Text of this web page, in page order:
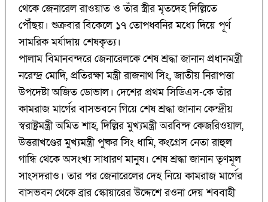
থেকে জেনারেল রাওয়াত ও তাঁর স্ত্রীর মৃতদেহ দিল্লিতে
পৌঁছয়। শুক্রবার বিকেলে ১৭ তোপধ্বনির মধ্যে দিয়ে পূর্ণ
সামরিক মর্যাদায় শেষকৃত্য।
পালাম বিমানবন্দরে জেনারেলকে শেষ শ্রদ্ধা জানান প্রধানমন্ত্রী
নরেন্দ্র মোদি, প্রতিরক্ষা মন্ত্রী রাজনাথ সিং, জাতীয় নিরাপত্তা
উপদেষ্টা অজিত ডোভাল। দেশের প্রথম সিডিএস-কে তাঁর
কামরাজ মার্গের বাসভবনে গিয়ে শেষ শ্রদ্ধা জানান কেন্দ্রীয়
স্বরাষ্ট্রমন্ত্রী অমিত শাহ, দিল্লির মুখ্যমন্ত্রী অরবিন্দ কেজরিওয়াল,
উত্তরাখণ্ডের মুখ্যমন্ত্রী পুষ্কর সিং ধামি, কংগ্রেস নেতা রাহুল
গান্ধি থেকে অসংখ্য সাধারণ মানুষ। শেষ শ্রদ্ধা জানান তৃণমূল
সাংসদরাও। তার পর জেনারেলের দেহ নিয়ে কামরাজ মার্গের
বাসভবন থেকে ব্রার স্কোয়ারের উদ্দেশে রওনা দেয় শববাহী